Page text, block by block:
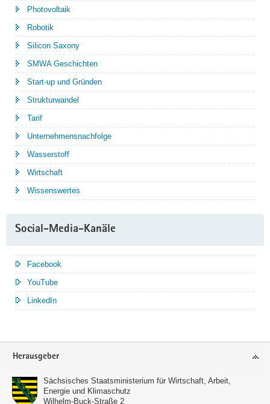
Photovoltaik
Robotik
Silicon Saxony
SMWA Geschichten
Start-up und Gründen
Strukturwandel
Tarif
Unternehmensnachfolge
Wasserstoff
Wirtschaft
Wissenswertes
Social-Media-Kanäle
Facebook
YouTube
LinkedIn
Service
Herausgeber
Sächsisches Staatsministerium für Wirtschaft, Arbeit,
Energie und Klimaschutz
Wilhelm-Buck-Straße 2